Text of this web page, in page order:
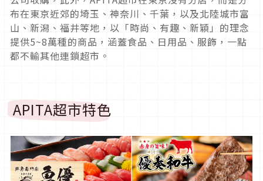
布在東京近郊的埼玉、神奈川、千葉，以及北陸城市富
山、新潟、福井等地，以「時尚、有趣、新穎」的理念
提供5~8萬種的商品，涵蓋食品、日用品、服飾，一點
都不輸其他連鎖超市。
APITA超市特色